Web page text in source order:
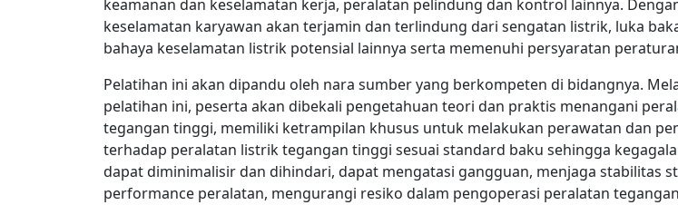
keamanan dan keselamatan kerja, peralatan pelindung dan kontrol lainnya.
keselamatan karyawan akan terjamin dan terlindung dari sengatan listrik, luka
bahaya keselamatan listrik potensial lainnya serta memenuhi persyaratan
Pelatihan ini akan dipandu oleh nara sumber yang berkompeten di bidangnya.
pelatihan ini, peserta akan dibekali pengetahuan teori dan praktis menangani
tegangan tinggi, memiliki ketrampilan khusus untuk melakukan perawatan dan
terhadap peralatan listrik tegangan tinggi sesuai standard baku sehingga
dapat diminimalisir dan dihindari, dapat mengatasi gangguan, menjaga stabilitas
performance peralatan, mengurangi resiko dalam pengoperasi peralatan